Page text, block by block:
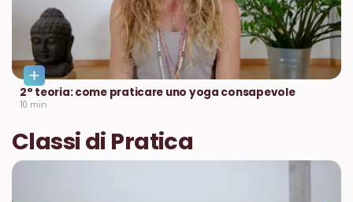
2° teoria: come praticare uno yoga consapevole
10 min
Classi di Pratica